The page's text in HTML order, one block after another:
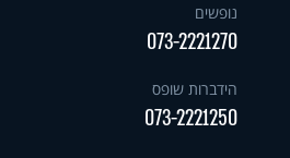
נופשים
073-2221270
הידברות שופס
073-2221250